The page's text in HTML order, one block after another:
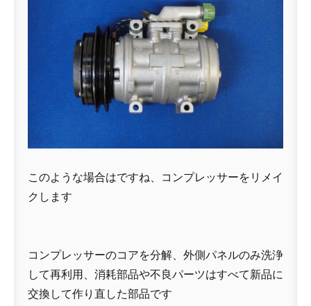
このような場合はですね、コンプレッサーをリメイ
クします
コンプレッサーのコアを分解、外側パネルのみ洗浄
して再利用、消耗部品や不良パーツはすべて新品に
交換して作り直した部品です